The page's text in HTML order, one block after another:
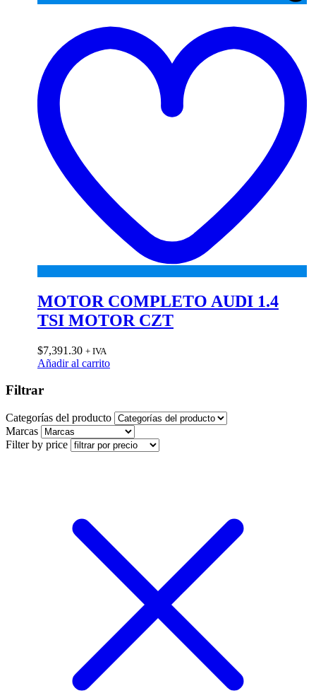
MOTOR COMPLETO AUDI 1.4
TSI MOTOR CZT
$7,391.30 + IVA
Añadir al carrito
Filtrar
Categorías del producto
Marcas
Filter by price